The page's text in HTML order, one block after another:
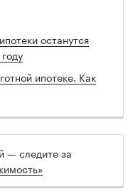
останутся
ипотеке. Как
— следите за